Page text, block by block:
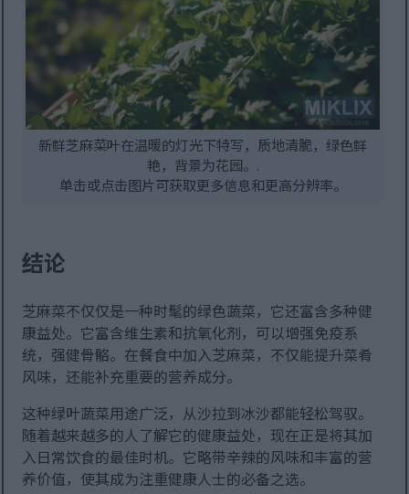
新鲜芝麻菜叶在温暖的灯光下特写，质地清脆，绿色鲜
艳，背景为花园。.
单击或点击图片可获取更多信息和更高分辨率。
结论
芝麻菜不仅仅是一种时髦的绿色蔬菜，它还富含多种健
康益处。它富含维生素和抗氧化剂，可以增强免疫系
统，强健骨骼。在餐食中加入芝麻菜，不仅能提升菜肴
风味，还能补充重要的营养成分。
这种绿叶蔬菜用途广泛，从沙拉到冰沙都能轻松驾驭。
随着越来越多的人了解它的健康益处，现在正是将其加
入日常饮食的最佳时机。它略带辛辣的风味和丰富的营
养价值，使其成为注重健康人士的必备之选。